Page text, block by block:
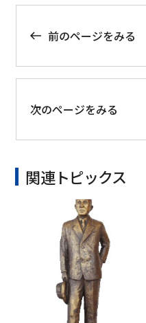
前のページをみる
次のページをみる
関連トピックス